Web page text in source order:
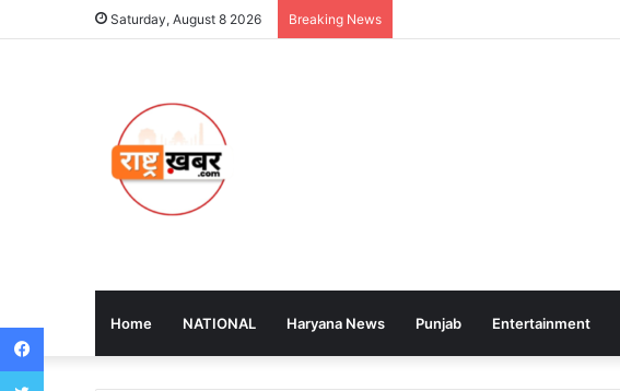
Saturday, August 8 2026 Breaking News
Home NATIONAL Haryana News Punjab Entertainment